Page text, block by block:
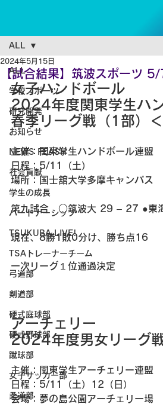
ALL
学校スポーツ
研究開発
お知らせ
NEWS FLASH
社会貢献
学生の成長
パートナーシップ
TSUKUBA LIVE!
TSAトレーナーチーム
弓道部
剣道部
硬式庭球部
硬式野球部
蹴球部
女子サッカー部
柔道部
ALL
【試合結果】筑波スポーツ
2024年5月15日
女子ハンドボール
2024年度関東学生ハ
春季リーグ戦（1部）
主催：関東学生ハンドボール連盟
日程：5/11（土）
場所：国士舘大学多摩キャンパス
第九試合　○筑波大 29 – 27 ●東
現在、8勝1敗0分け、勝ち点16
一次リーグ１位通過決定
アーチェリー
2024年度男女リーグ
主催：関東学生アーチェリー連盟
日程：5/11（土）12（日）
会場：夢の島公園アーチェリー場